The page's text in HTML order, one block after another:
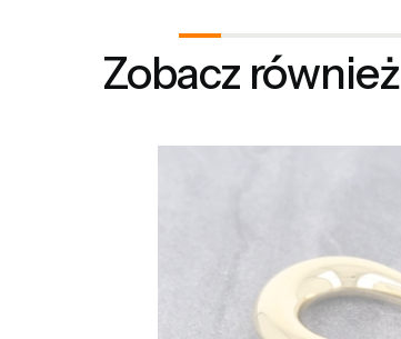
Zobacz również